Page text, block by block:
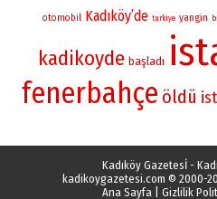
otomobil Kadıköy’de turkiye yangin
kadikoyde başladı
fenerbahçe öldü
Kadıköy Gazetesİ -
kadikoygazetesi.com © 2000-
Ana Sayfa
Gizlilik